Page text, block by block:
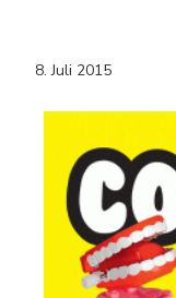
8. Juli 2015